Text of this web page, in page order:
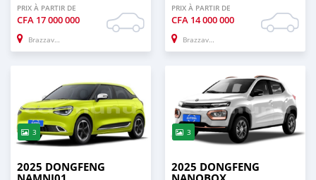
PRIX À PARTIR DE
CFA 17 000 000
Brazzaville
PRIX À PARTIR DE
CFA 14 000 000
Brazzaville
3
2025 DONGFENG
3
2025 DONGFENG